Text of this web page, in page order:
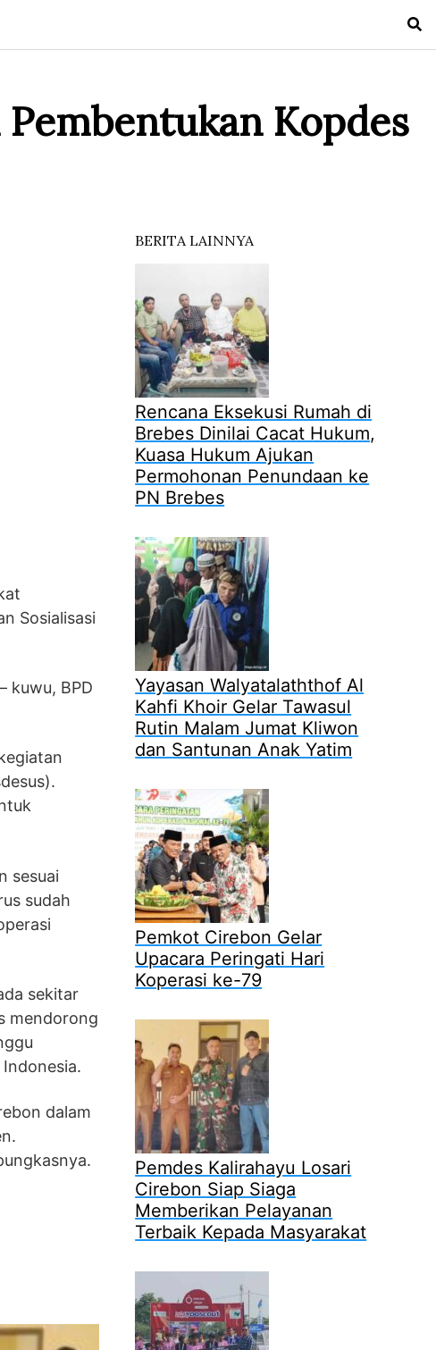
Kopdes
Sosialisasi
kuwu, BPD
sesuai
sudah
sekitar
mendorong
dalam
BERITA LAINNYA
Rencana Eksekusi Rumah di
Brebes Dinilai Cacat Hukum,
Kuasa Hukum Ajukan
Permohonan Penundaan ke
PN Brebes
Yayasan Walyatalaththof Al
Kahfi Khoir Gelar Tawasul
Rutin Malam Jumat Kliwon
dan Santunan Anak Yatim
Pemkot Cirebon Gelar
Upacara Peringati Hari
Koperasi ke-79
Pemdes Kalirahayu Losari
Cirebon Siap Siaga
Memberikan Pelayanan
Terbaik Kepada Masyarakat